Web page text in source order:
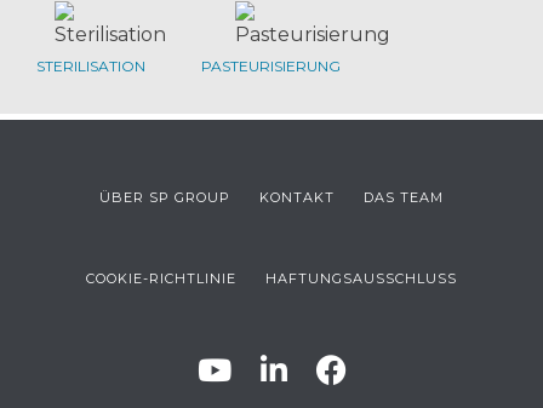
STERILISATION PASTEURISIERUNG
ÜBER SP GROUP KONTAKT DAS TEAM
COOKIE-RICHTLINIE HAFTUNGSAUSSCHLUSS